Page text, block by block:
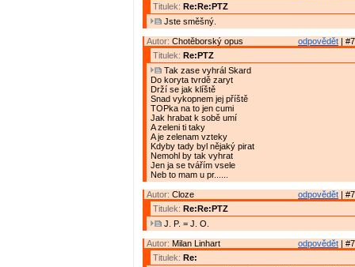
Titulek: Re:Re:PTZ
Jste směšný.
odpovědět |
Autor: Chotěborský opus
Titulek: Re:PTZ
Tak zase vyhrál Skard
Do koryta tvrdě zaryt
Drží se jak klíště
Snad vykopnem jej příště
TOPka na to jen cumi
Jak hrabat k sobě umí
A zeleni ti taky
A je zelenam vzteky
Kdyby tady byl nějaký pirat
Nemohl by tak vyhrat
Jen ja se tvářím vsele
Neb to mam u pr......
odpovědět |
Autor: Cloze
Titulek: Re:Re:PTZ
J. P. = J. O.
odpovědět |
Autor: Milan Linhart
Titulek: Re: